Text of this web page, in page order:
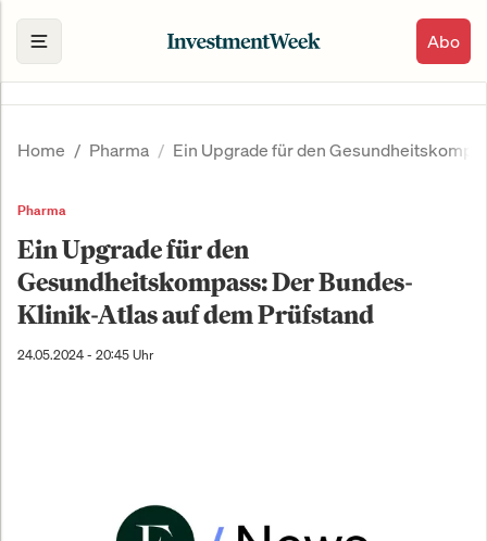
Abo
Home Pharma Ein Upgrade für den
Pharma
Ein Upgrade für den
Gesundheitskompass: Der Bundes-
Klinik-Atlas auf dem Prüfstand
24.05.2024 - 20:45 Uhr